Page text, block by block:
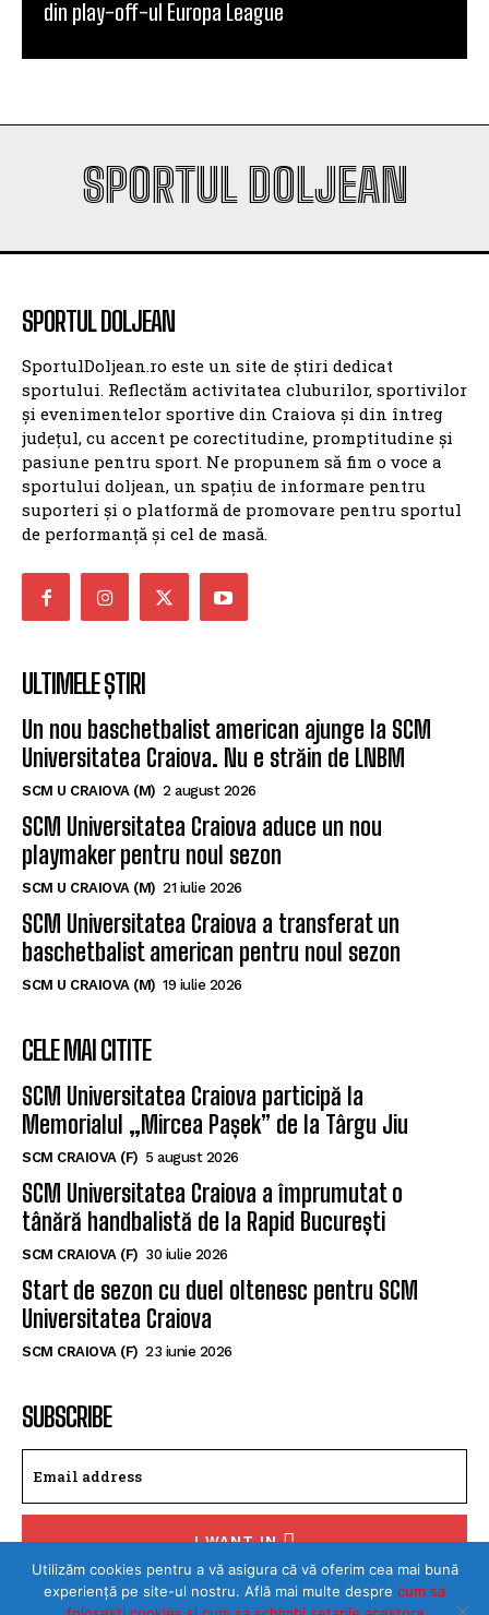
SPORTUL DOLJEAN
SportulDoljean.ro este un site de știri dedicat
sportului. Reflectăm activitatea cluburilor, sportivilor
și evenimentelor sportive din Craiova și din întreg
județul, cu accent pe corectitudine, promptitudine și
pasiune pentru sport. Ne propunem să fim o voce a
sportului doljean, un spațiu de informare pentru
suporteri și o platformă de promovare pentru sportul
de performanță și cel de masă.
Un nou baschetbalist american ajunge la SCM
Universitatea Craiova. Nu e străin de LNBM
SCM U CRAIOVA (M) 2 august 2026
SCM Universitatea Craiova aduce un nou
playmaker pentru noul sezon
SCM U CRAIOVA (M) 21 iulie 2026
SCM Universitatea Craiova a transferat un
baschetbalist american pentru noul sezon
SCM U CRAIOVA (M) 19 iulie 2026
SCM Universitatea Craiova participă la
Memorialul „Mircea Pașek” de la Târgu Jiu
SCM CRAIOVA (F) 5 august 2026
SCM Universitatea Craiova a împrumutat o
tânără handbalistă de la Rapid București
SCM CRAIOVA (F) 30 iulie 2026
Start de sezon cu duel oltenesc pentru SCM
Universitatea Craiova
SCM CRAIOVA (F) 23 iunie 2026
I WANT IN
I've read and accept thePrivacy Policy.
Utilizăm cookies pentru a vă asigura că vă oferim cea mai bună
experiență pe site-ul nostru. Află mai multe despre cum sa